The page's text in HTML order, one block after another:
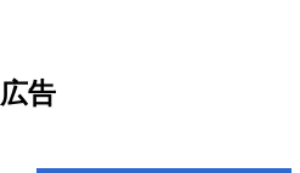
広告